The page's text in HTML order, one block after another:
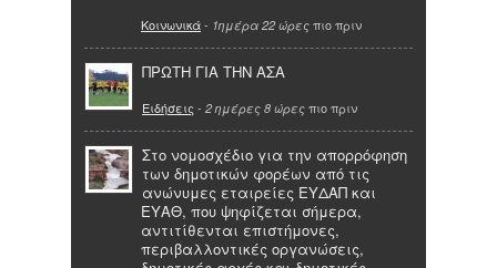
Κοινωνικά- 1ημέρα 22 ώρες πιο πριν
ΠΡΩΤΗ ΓΙΑ ΤΗΝ ΑΣΑ
Ειδήσεις - 2 ημέρες 8 ώρες πιο πριν
Στο νομοσχέδιο για την απορρόφηση
των δημοτικών φορέων από τις
ανώνυμες εταιρείες ΕΥΔΑΠ και
ΕΥΑΘ, που ψηφίζεται σήμερα,
αντιτίθενται επιστήμονες,
περιβαλλοντικές οργανώσεις,